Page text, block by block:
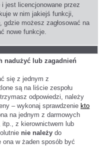
i jest licencjonowane przez
w nim jakiejś funkcji,
, gdzie możesz zagłosować na
nowe funkcje.
nadużyć lub zagadnień
się z jednym z
są na liście zespołu
odpowiedzi, należy
– wykonaj sprawdzenie kto
na jednym z darmowych
itp., z kierownictwem lub
nie należy do
w żaden sposób być